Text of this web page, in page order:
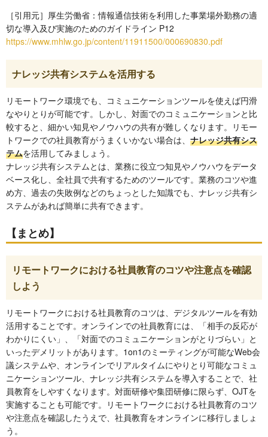
［引用元］厚生労働省：情報通信技術を利用した事業場外勤務の適
切な導入及び実施のためのガイドライン P12
https://www.mhlw.go.jp/content/11911500/000690830.pdf
ナレッジ共有システムを活用する
リモートワーク環境でも、コミュニケーションツールを使えば円滑
なやりとりが可能です。しかし、対面でのコミュニケーションと比
較すると、細かい知見やノウハウの共有が難しくなります。リモー
トワークでの社員教育がうまくいかない場合は、 ナレッジ共有シス
テムを活用してみましょう。
ナレッジ共有システムとは、業務に役立つ知見やノウハウをデータ
ベース化し、全社員で共有するためのツールです。業務のコツや進
め方、過去の失敗例などのちょっとした知識でも、ナレッジ共有シ
ステムがあれば簡単に共有できます。
【まとめ】
リモートワークにおける社員教育のコツや注意点を確認
しよう
リモートワークにおける社員教育のコツは、デジタルツールを有効
活用することです。オンラインでの社員教育には、「相手の反応が
わかりにくい」、「対面でのコミュニケーションがとりづらい」と
いったデメリットがあります。1on1のミーティングが可能なWeb会
議システムや、オンラインでリアルタイムにやりとり可能なコミュ
ニケーションツール、ナレッジ共有システムを導入することで、社
員教育をしやすくなります。対面研修や集団研修に限らず、OJTを
実施することも可能です。リモートワークにおける社員教育のコツ
や注意点を確認したうえで、社員教育をオンラインに移行しましょ
う。